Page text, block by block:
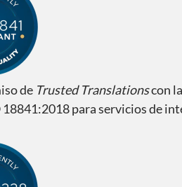
de Trusted Translationscon
18841:2018 para servicios de